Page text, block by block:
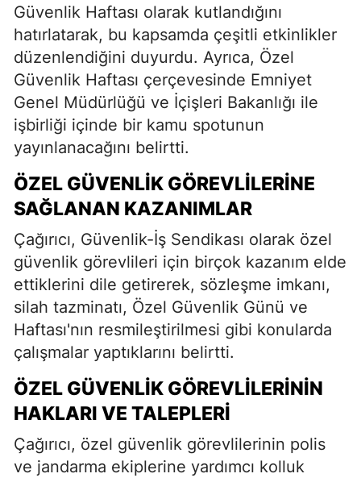
Güvenlik Haftası olarak kutlandığını
hatırlatarak, bu kapsamda çeşitli etkinlikler
düzenlendiğini duyurdu. Ayrıca, Özel
Güvenlik Haftası çerçevesinde Emniyet
Genel Müdürlüğü ve İçişleri Bakanlığı ile
işbirliği içinde bir kamu spotunun
yayınlanacağını belirtti.
ÖZEL GÜVENLIK GÖREVLILERINE
SAĞLANAN KAZANIMLAR
Çağırıcı, Güvenlik-İş Sendikası olarak özel
güvenlik görevlileri için birçok kazanım elde
ettiklerini dile getirerek, sözleşme imkanı,
silah tazminatı, Özel Güvenlik Günü ve
Haftası'nın resmileştirilmesi gibi konularda
çalışmalar yaptıklarını belirtti.
ÖZEL GÜVENLIK GÖREVLILERININ
HAKLARI VE TALEPLERI
Çağırıcı, özel güvenlik görevlilerinin polis
ve jandarma ekiplerine yardımcı kolluk